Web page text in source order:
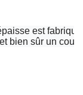
est
bien sûr un